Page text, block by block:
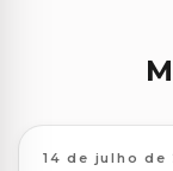
14 de julho de